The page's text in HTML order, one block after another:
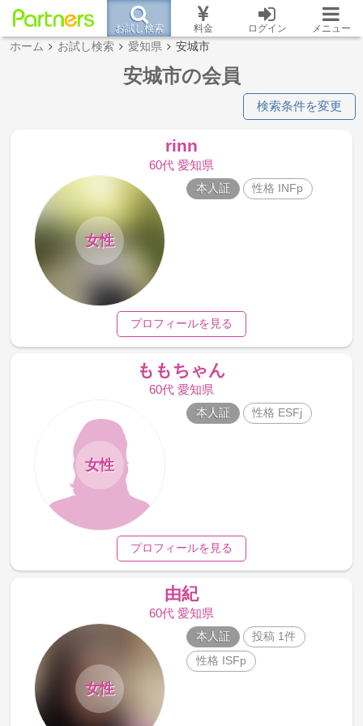
お試し検索 料金 ログイン メニュー
ホーム お試し検索 愛知県 安城市
安城市の会員
検索条件を変更
rinn
60代 愛知県
女性
本人証 性格 INFp
プロフィールを見る
ももちゃん
60代 愛知県
女性
本人証 性格 ESFj
プロフィールを見る
由紀
60代 愛知県
女性
本人証
投稿 1件
性格 ISFp